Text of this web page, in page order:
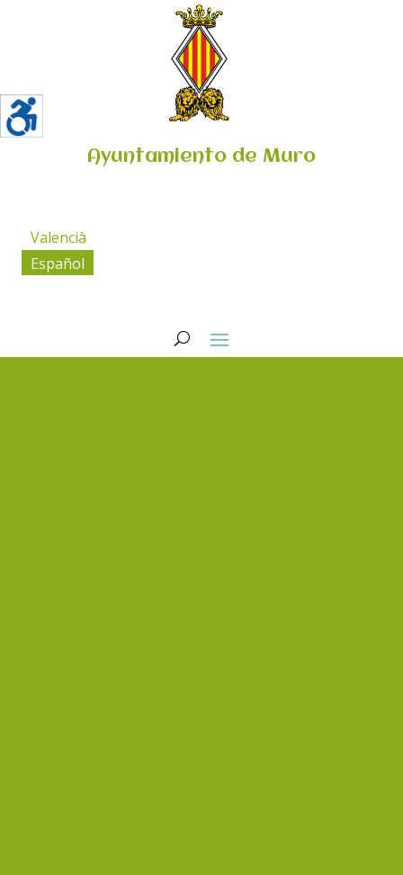
Ayuntamiento de Muro
Valencià
Español